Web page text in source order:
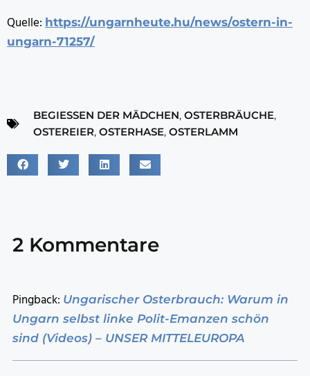
Quelle: https://ungarnheute.hu/news/ostern-in-
ungarn-71257/
BEGIESSEN DER MÄDCHEN , OSTERBRÄUCHE,
OSTEREIER, OSTERHASE, OSTERLAMM
2 Kommentare
Pingback: Ungarischer Osterbrauch: Warum in
Ungarn selbst linke Polit-Emanzen schön
sind (Videos) – UNSER MITTELEUROPA